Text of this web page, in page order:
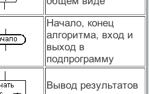
Начало, конец
алгоритма, вход и
выход в
подпрограмму
Вывод результатов